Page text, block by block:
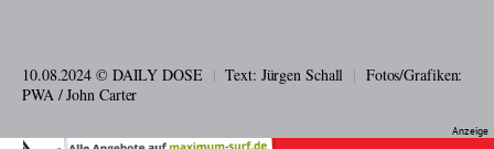
10.08.2024 © DAILY DOSE | Text: Jürgen Schall | Fotos/Grafiken:
PWA / John Carter